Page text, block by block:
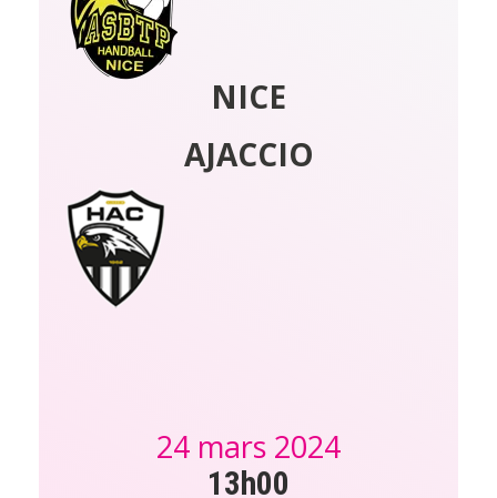
NICE
AJACCIO
24 mars 2024
13h00